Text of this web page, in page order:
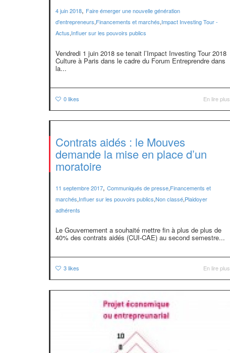
4 juin 2018, Faire émerger une nouvelle génération
d'entrepreneurs,Financements et marchés,Impact Investing Tour -
Actus,Influer sur les pouvoirs publics
Vendredi 1 juin 2018 se tenait l’Impact Investing Tour 2018
Culture à Paris dans le cadre du Forum Entreprendre dans
la...
0likes En lire plus
Contrats aidés : le Mouves
demande la mise en place d’un
moratoire
11 septembre 2017, Communiqués de presse,Financements et
marchés,Influer sur les pouvoirs publics,Non classé,Plaidoyer
adhérents
Le Gouvernement a souhaité mettre fin à plus de plus de
40% des contrats aidés (CUI-CAE) au second semestre...
3likes En lire plus